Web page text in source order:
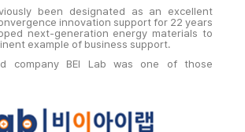
been designated as an excellent
innovation support for 22 years
next-generation energy materials to
example of business support.
company BEI Lab was one of those